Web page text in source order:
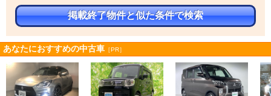
掲載終了物件と似た条件で検索
あなたにおすすめの中古車 ［PR］